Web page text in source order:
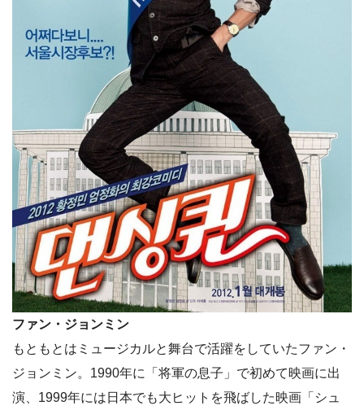
ファン・ジョンミン
もともとはミュージカルと舞台で活躍をしていたファン・
ジョンミン。1990年に「将軍の息子」で初めて映画に出
演、1999年には日本でも大ヒットを飛ばした映画「シュ